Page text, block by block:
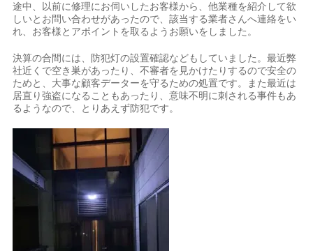
途中、以前に修理にお伺いしたお客様から、他業種を紹介して欲
しいとお問い合わせがあったので、該当する業者さんへ連絡をい
れ、お客様とアポイントを取るようお願いをしました。
決算の合間には、防犯灯の設置確認などもしていました。最近弊
社近くで空き巣があったり、不審者を見かけたりするので安全の
ためと、大事な顧客データーを守るための処置です。また最近は
居直り強盗になることもあったり、意味不明に刺される事件もあ
るようなので、とりあえず防犯です。